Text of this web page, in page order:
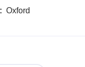
Oxford